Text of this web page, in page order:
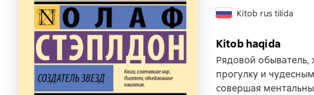
Kitob rus tilida
Kitob haqida
Рядовой обыватель,
прогулку и
совершая